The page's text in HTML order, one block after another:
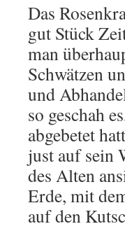
Das
gut Stück
man
Schwätzen
und
so geschah
abgebetet
just auf sein
des Alten
Erde, mit
auf den